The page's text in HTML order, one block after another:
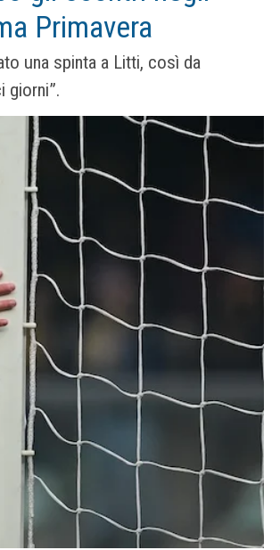
Primavera
una spinta a Litti, così da
giorni”.